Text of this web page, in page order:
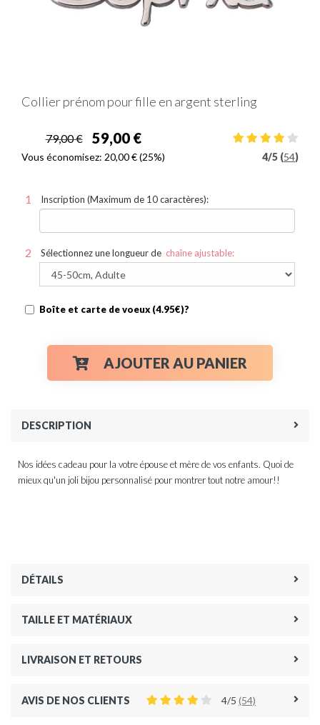
Collier prénom pour fille en argent sterling
79,00 € 59,00 €
Vous économisez: 20,00 €(25%) 4/5 (54)
Inscription (Maximum de 10 caractères):
Sélectionnez une longueur de chaîne ajustable:
Boîte et carte de voeux (4.95€)?
AJOUTER AU PANIER
DESCRIPTION
Nos idées cadeau pour la votre épouse et mère de vos enfants. Quoi de
mieux qu'un joli bijou personnalisé pour montrer tout notre amour!!
DÉTAILS
TAILLE ET MATÉRIAUX
LIVRAISON ET RETOURS
AVIS DE NOS CLIENTS 4/5 (54)